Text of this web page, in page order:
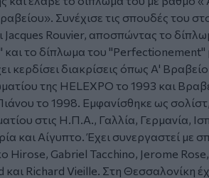
Συνέχισε τις σπουδές του
Jacques Rouvier, αποσπώντας το
και το δίπλωμα του "Perfectionement"
κερδίσει διακρίσεις όπως Α'
της HELEXPO το 1993 και
το 1998. Εμφανίσθηκε ως
στις Η.Π.Α., Γαλλία, Γερμανία,
και Αίγυπτο. Έχει συνεργαστεί με
Hirose, Gabriel Tacchino, Jerome
και Richard Vieille. Στη Θεσσαλονίκη